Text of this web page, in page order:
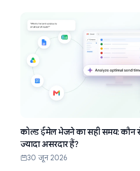
कोल्ड ईमेल भेजने का सही समय: कौन
ज्यादा असरदार हैं?
30 जून 2026